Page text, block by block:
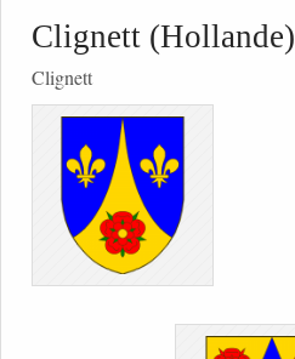
Clignett (Hollande)
Clignett